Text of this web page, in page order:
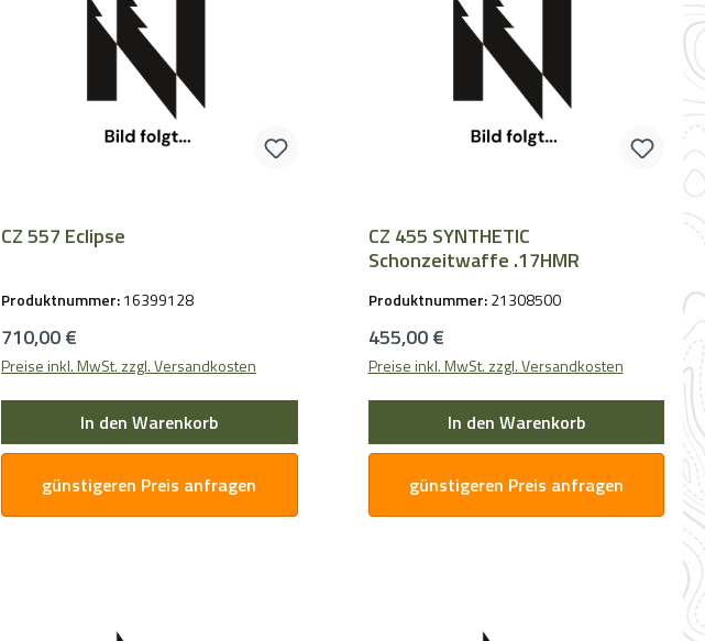
CZ 557 Eclipse
Produktnummer:16399128
Regulärer Preis:
710,00 €
Preise inkl. MwSt. zzgl. Versandkosten
In den Warenkorb
günstigeren Preis anfragen
CZ 455 SYNTHETIC
Schonzeitwaffe .17HMR
Produktnummer:21308500
Regulärer Preis:
455,00 €
Preise inkl. MwSt. zzgl. Versandkosten
In den Warenkorb
günstigeren Preis anfragen